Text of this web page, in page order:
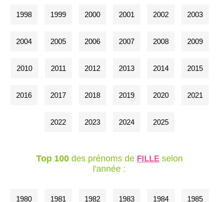
1998 1999 2000 2001 2002 2003
2004 2005 2006 2007 2008 2009
2010 2011 2012 2013 2014 2015
2016 2017 2018 2019 2020 2021
2022 2023 2024 2025
Top 100des prénoms de FILLEselon
l'année :
1980 1981 1982 1983 1984 1985